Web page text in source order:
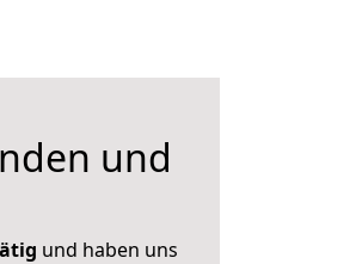
und
und haben uns